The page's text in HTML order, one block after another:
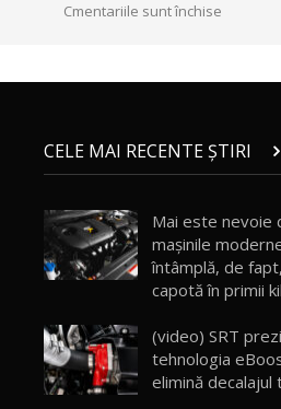
Cmentariile sunt închise
CELE MAI RECENTE ȘTIRI
Mai este nevoie
mașinile
întâmplă, de
capotă în primii
(video) SRT
tehnologia
elimină decalajul